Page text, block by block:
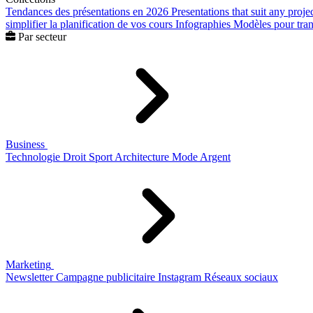
Tendances des présentations en 2026 Presentations that suit any
simplifier la planification de vos cours Infographies Modèles pour
Par secteur
Business
Technologie Droit Sport Architecture Mode Argent
Marketing
Newsletter Campagne publicitaire Instagram Réseaux sociaux